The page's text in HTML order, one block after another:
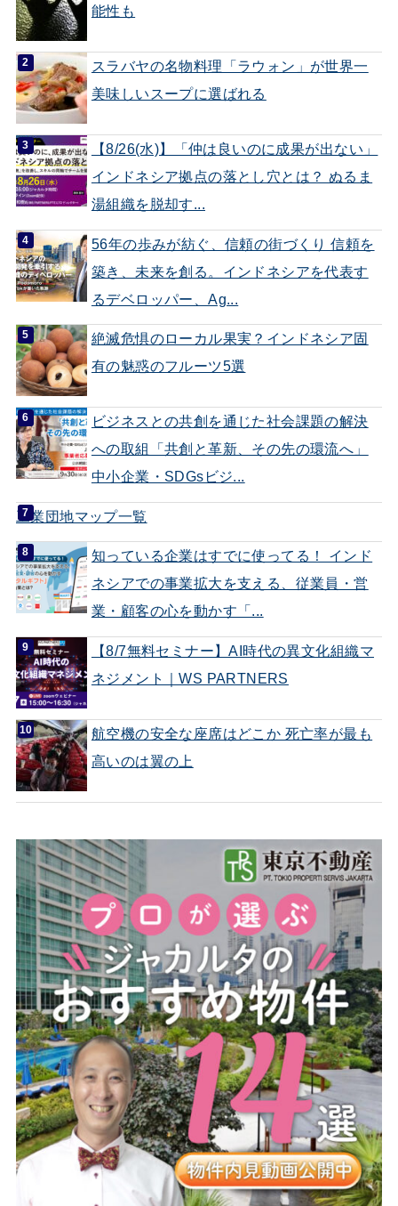
能性も
スラバヤの名物料理「ラウォン」が世界一
美味しいスープに選ばれる
【8/26(水)】「仲は良いのに成果が出ない」
インドネシア拠点の落とし穴とは？ ぬるま
湯組織を脱却す...
56年の歩みが紡ぐ、信頼の街づくり 信頼を
築き、未来を創る。インドネシアを代表す
るデベロッパー、Ag...
絶滅危惧のローカル果実？インドネシア固
有の魅惑のフルーツ5選
ビジネスとの共創を通じた社会課題の解決
への取組「共創と革新、その先の環流へ」
中小企業・SDGsビジ...
工業団地マップ一覧
知っている企業はすでに使ってる！ インド
ネシアでの事業拡大を支える、従業員・営
業・顧客の心を動かす「...
【8/7無料セミナー】AI時代の異文化組織マ
ネジメント｜WS PARTNERS
航空機の安全な座席はどこか 死亡率が最も
高いのは翼の上